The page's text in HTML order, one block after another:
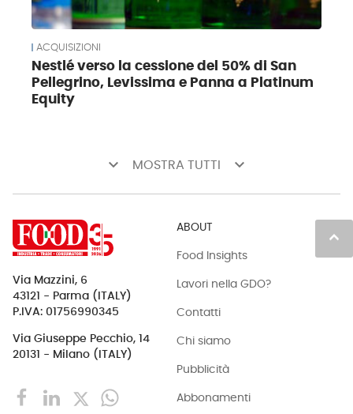
ACQUISIZIONI
Nestlé verso la cessione del 50% di San
Pellegrino, Levissima e Panna a Platinum
Equity
keyboard_arrow_down MOSTRA TUTTI keyboard_arrow_down
keyboard_arrow_up
Via Mazzini, 6
43121 - Parma (ITALY)
P.IVA: 01756990345
Via Giuseppe Pecchio, 14
20131 - Milano (ITALY)
ABOUT
Food Insights
Lavori nella GDO?
Contatti
Chi siamo
Pubblicità
Abbonamenti